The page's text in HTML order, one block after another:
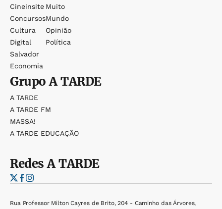
Cineinsite
Concursos
Cultura
Digital
Salvador
Economia
Muito
Mundo
Opinião
Política
GrupoA TARDE
A TARDE
A TARDE FM
MASSA!
A TARDE EDUCAÇÃO
RedesA TARDE
Rua Professor Milton Cayres de Brito, 204 - Caminho das Árvores,